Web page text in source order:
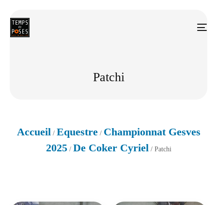
Patchi
Accueil / Equestre/ Championnat Gesves
2025/ De Coker Cyriel / Patchi